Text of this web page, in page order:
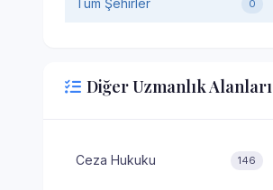
Tüm Şehirler 0
Diğer Uzmanlık Alanları
Ceza Hukuku 146